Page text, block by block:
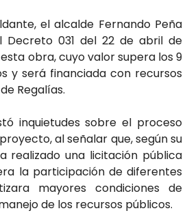
el alcalde Fernando Peña
Decreto 031 del 22 de abril de
obra, cuyo valor supera los 9
y será financiada con recursos
Regalías.
inquietudes sobre el proceso
al señalar que, según su
realizado una licitación pública
la participación de diferentes
mayores condiciones de
de los recursos públicos.